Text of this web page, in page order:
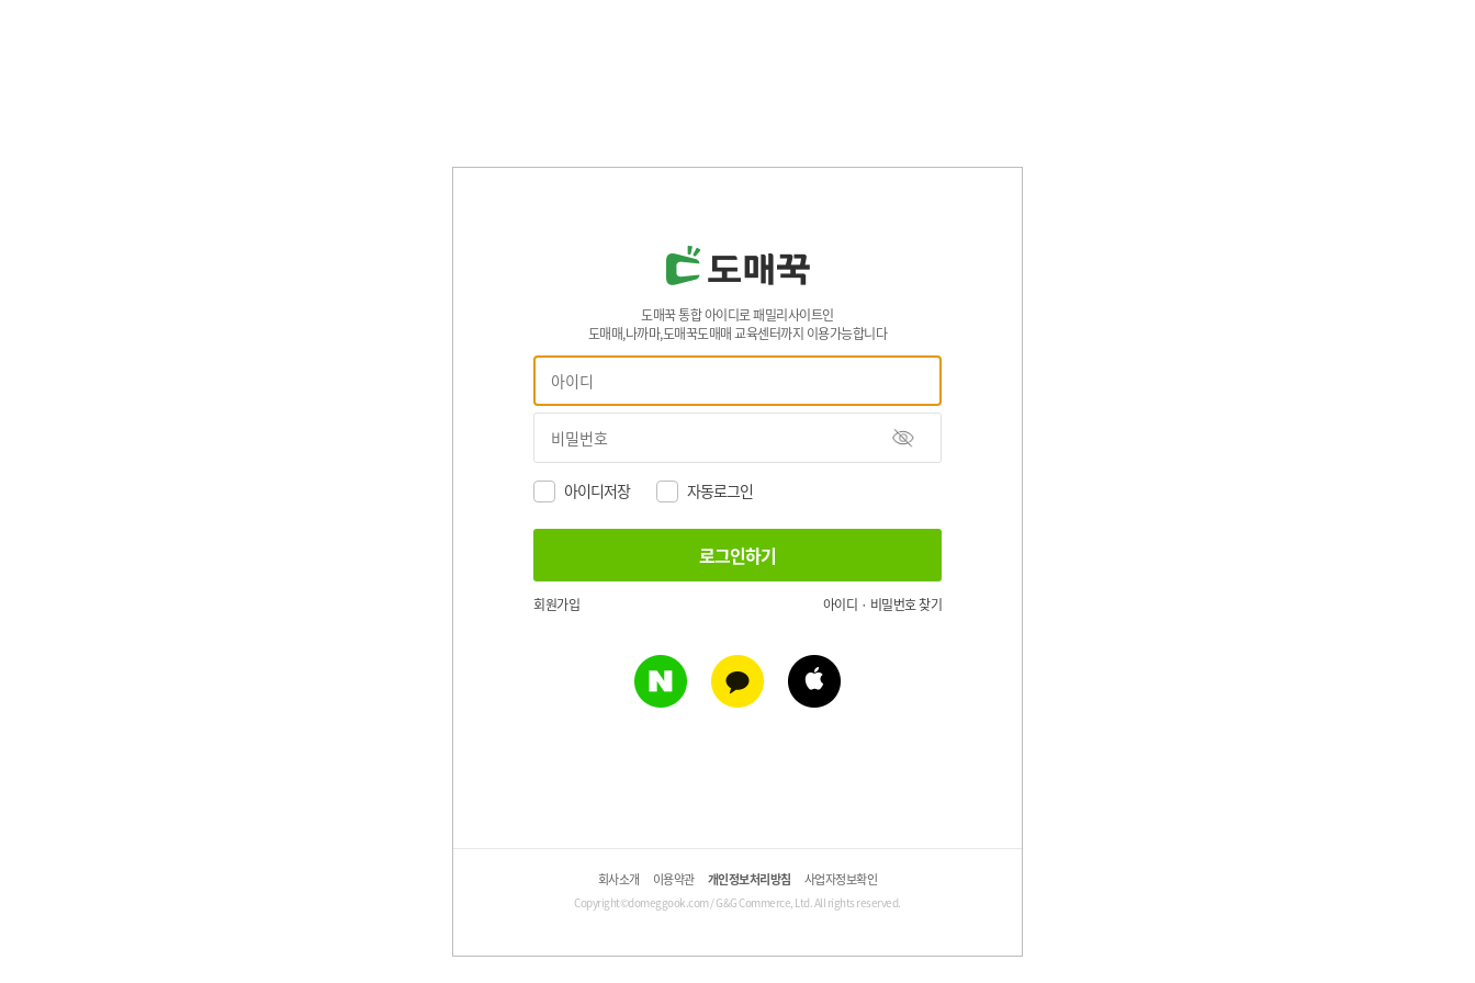
도매꾹 통합 아이디로 패밀리사이트인
도매매,나까마,도매꾹도매매 교육센터까지 이용가능합니다
아이디저장 자동로그인
회원가입 아이디 · 비밀번호 찾기
회사소개 이용약관 개인정보처리방침 사업자정보확인
Copyright©domeggook.com / G&G Commerce, Ltd. All rights reserved.